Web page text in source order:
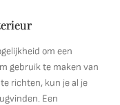
om een
gebruik te maken van
richten, kun je al je
Een